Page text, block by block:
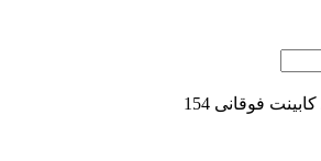
فوقانی 154